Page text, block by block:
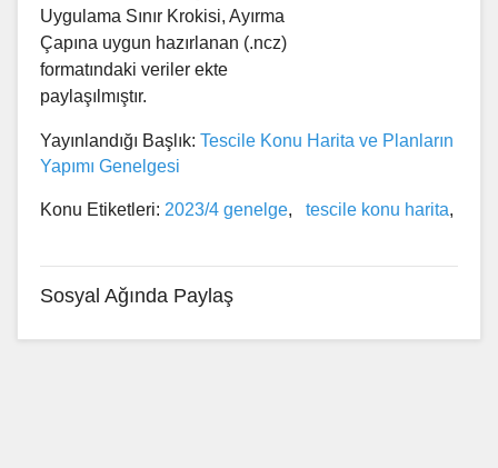
Uygulama Sınır Krokisi, Ayırma
Çapına uygun hazırlanan (.ncz)
formatındaki veriler ekte
paylaşılmıştır.
Yayınlandığı Başlık: Tescile Konu Harita ve Planların
Yapımı Genelgesi
Konu Etiketleri: 2023/4 genelge, tescile konu harita,
Sosyal Ağında Paylaş